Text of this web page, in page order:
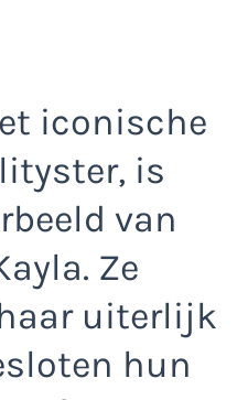
iconische
is
van
Ze
uiterlijk
hun